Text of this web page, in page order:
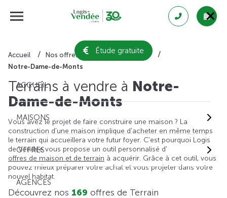
Étude gratuite
ACCUEIL
MAISONS
OFFRES
AGENCES
Accueil Nos offres de terrain
Vendée
Notre-Dame-de-Monts
Terrains à vendre à Notre-
Dame-de-Monts
Vous avez le projet de faire construire une maison ? La
construction d'une maison implique d'acheter en même temps
le terrain qui accueillera votre futur foyer. C'est pourquoi Logis
de Vendée vous propose un outil personnalisé d'
offres de maison et de terrain à acquérir. Grâce à cet outil, vous
pouvez mieux préparer votre achat et vous projeter dans votre
nouvel habitat.
Découvrez nos 169 offres de Terrain